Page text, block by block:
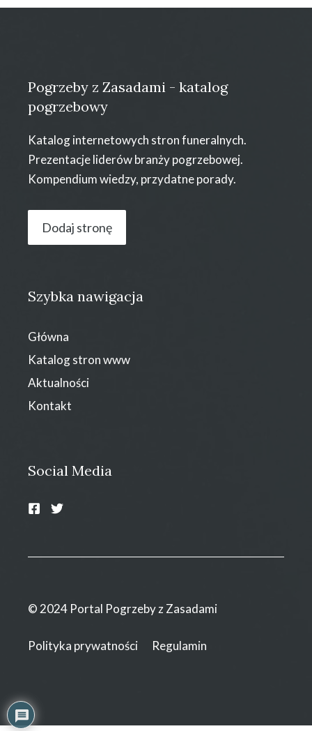
Pogrzeby z Zasadami - katalog
pogrzebowy
Katalog internetowych stron funeralnych.
Prezentacje liderów branży pogrzebowej.
Kompendium wiedzy, przydatne porady.
Dodaj stronę
Szybka nawigacja
Główna
Katalog stron www
Aktualności
Kontakt
Social Media
© 2024 Portal Pogrzeby z Zasadami
Polityka prywatności Regulamin